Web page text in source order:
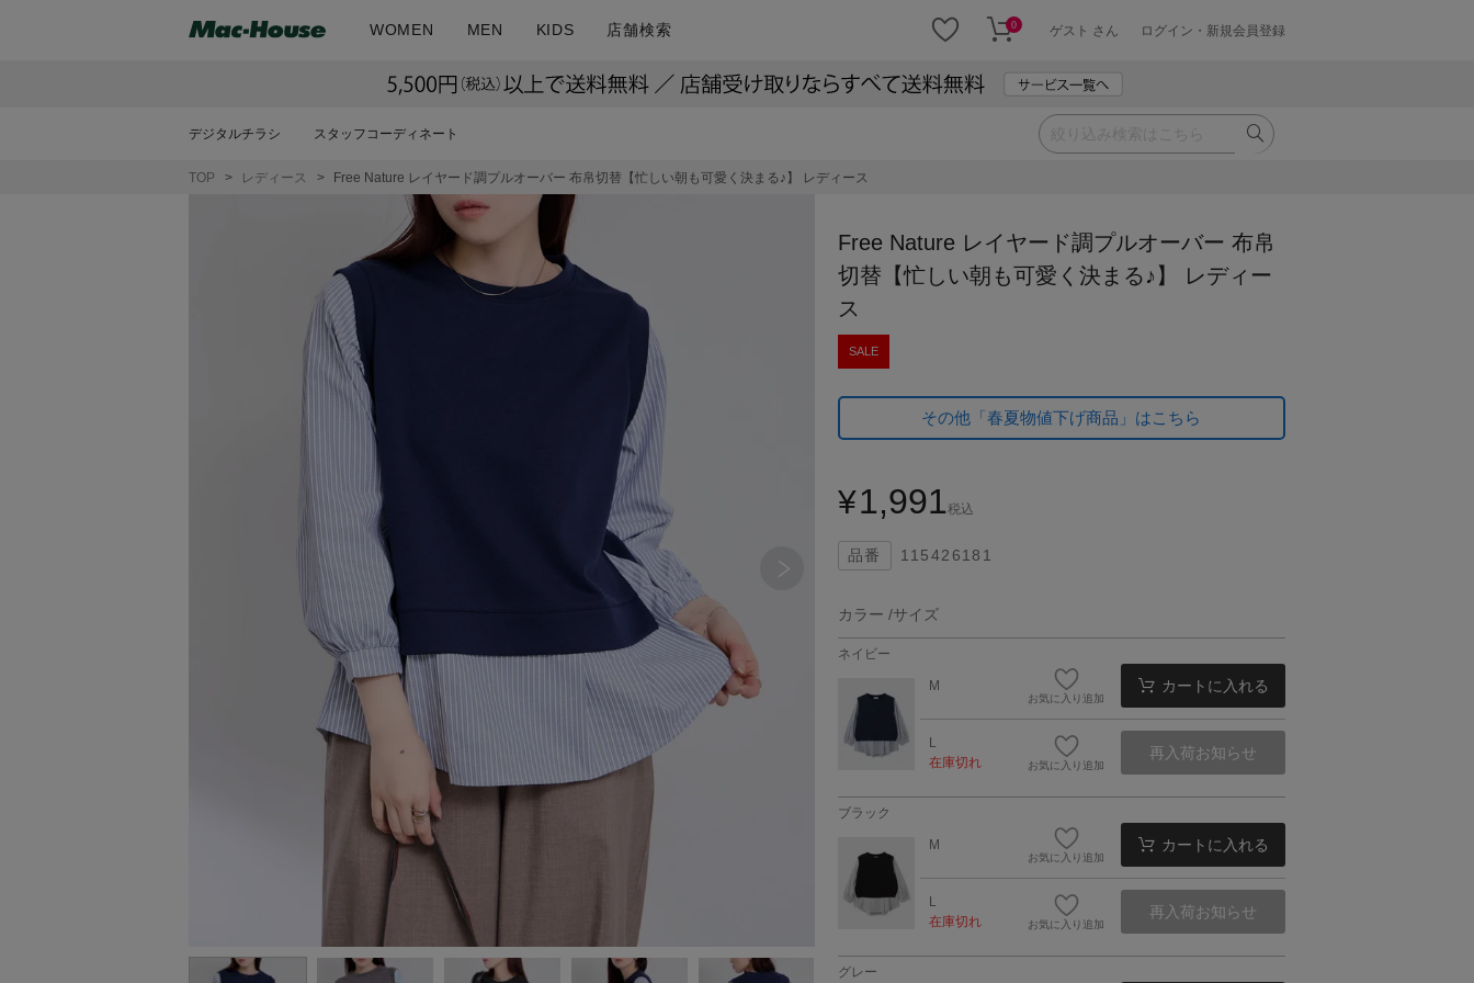
WOMEN MEN KIDS 店舗検索 0 ゲスト さん ログイン・新規会員登録
デジタルチラシ スタッフコーディネート
TOP レディース Free Nature レイヤード調プルオーバー 布帛切替【忙しい朝も可愛く決まる♪】 レディース
Free Nature レイヤード調プルオーバー 布帛
切替【忙しい朝も可愛く決まる♪】 レディー
ス
SALE
その他「春夏物値下げ商品」はこちら
¥1,991税込
115426181
カラー サイズ
ネイビー
M
お気に入り追加
カートに入れる
L
在庫切れ
お気に入り追加
再入荷お知らせ
ブラック
M
お気に入り追加
カートに入れる
L
在庫切れ
お気に入り追加
再入荷お知らせ
グレー